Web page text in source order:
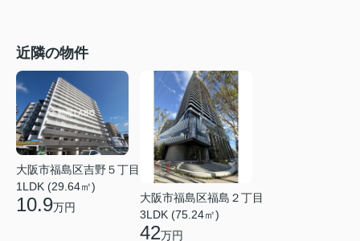
近隣の物件
大阪市福島区吉野５丁目
1LDK (29.64㎡)
10.9万円
大阪市福島区福島２丁目
3LDK (75.24㎡)
42万円